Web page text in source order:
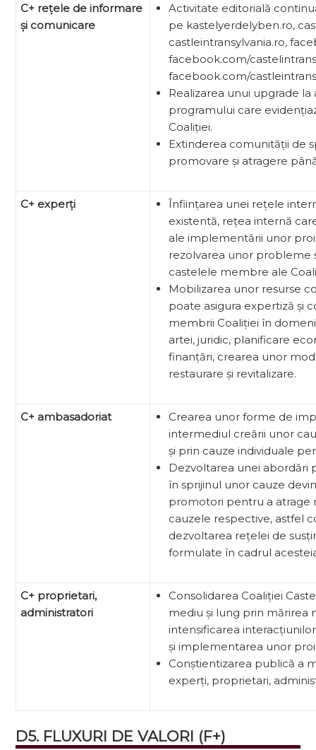
C+ rețele de informare
și comunicare
Activitate editorială
pe kastelyerdelyben.ro,
castleintransylvania.ro,
facebook.com/
facebook.com/
Realizarea unui upgrade la
programului care
Coaliției.
Extinderea comunității de
promovare și atragere
C+ experți
Înființarea unei rețele
existentă, rețea internă
ale implementării unor
rezolvarea unor probleme
castelele membre ale
Mobilizarea unor resurse
poate asigura expertiză și
membrii Coaliției în
artei, juridic, planificare
finanțări, crearea unor
restaurare și revitalizare.
C+ ambasadoriat
Crearea unor forme de
intermediul creării unor
și prin cauze individuale
Dezvoltarea unei abordări
în sprijinul unor cauze
promotori pentru a atrage
cauzele respective, astfel
dezvoltarea rețelei de
formulate în cadrul
C+ proprietari,
administratori
Consolidarea Coaliției
mediu și lung prin mărirea
intensificarea
și implementarea unor
Conștientizarea publică a
experți, proprietari,
D5. FLUXURI DE VALORI (F+)